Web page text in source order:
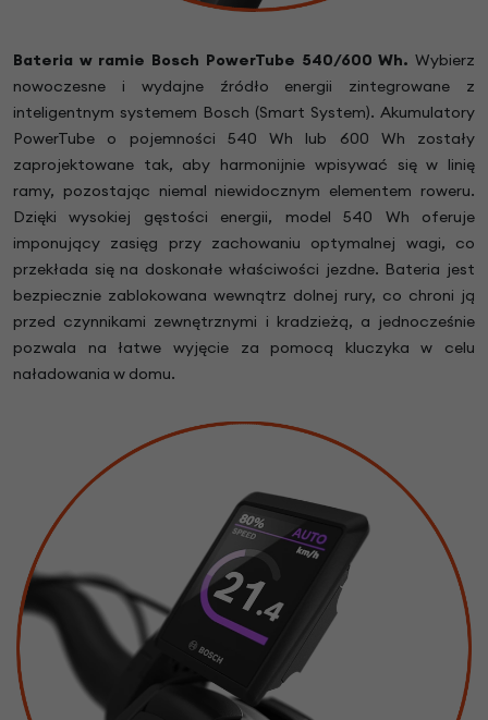
Bateria w ramie Bosch PowerTube 540/600 Wh. Wybierz
nowoczesne i wydajne źródło energii zintegrowane z
inteligentnym systemem Bosch (Smart System). Akumulatory
PowerTube o pojemności 540 Wh lub 600 Wh zostały
zaprojektowane tak, aby harmonijnie wpisywać się w linię
ramy, pozostając niemal niewidocznym elementem roweru.
Dzięki wysokiej gęstości energii, model 540 Wh oferuje
imponujący zasięg przy zachowaniu optymalnej wagi, co
przekłada się na doskonałe właściwości jezdne. Bateria jest
bezpiecznie zablokowana wewnątrz dolnej rury, co chroni ją
przed czynnikami zewnętrznymi i kradzieżą, a jednocześnie
pozwala na łatwe wyjęcie za pomocą kluczyka w celu
naładowania w domu.